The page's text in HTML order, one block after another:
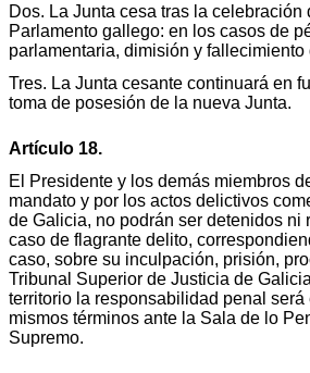
Dos. La Junta cesa tras la celebración
Parlamento gallego: en los casos de
parlamentaria, dimisión y fallecimiento
Tres. La Junta cesante continuará en
toma de posesión de la nueva Junta.
Artículo 18.
El Presidente y los demás miembros
mandato y por los actos delictivos
de Galicia, no podrán ser detenidos ni
caso de flagrante delito,
caso, sobre su inculpación, prisión,
Tribunal Superior de Justicia de
territorio la responsabilidad penal
mismos términos ante la Sala de lo
Supremo.